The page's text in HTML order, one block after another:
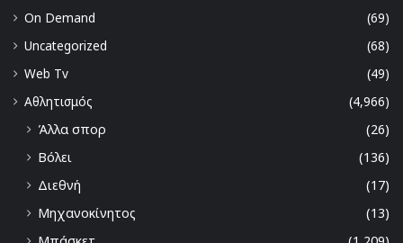
On Demand
(69)
Uncategorized
(68)
Web Tv
(49)
Αθλητισμός
(4,966)
Άλλα σπορ
(26)
Βόλει
(136)
Διεθνή
(17)
Μηχανοκίνητος
(13)